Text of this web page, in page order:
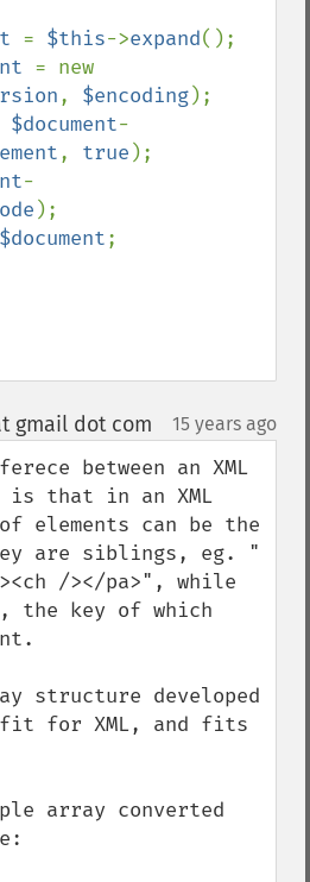
= $this->expand();
, $encoding);
$document-
, true );
-
);
$document;
gmail dot com 15 years ago
between an XML
is that in an XML
elements can be the
are siblings, eg. "
/></pa>", while
the key of which
structure developed
fit for XML, and fits
array converted